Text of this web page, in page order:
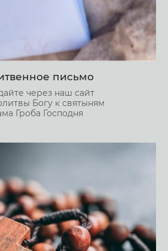
письмо
через наш сайт
Богу к святыням
Гроба Господня